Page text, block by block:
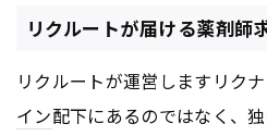
リクルートが届ける薬剤師
リクルートが運営しますリク
イン配下にあるのではなく、